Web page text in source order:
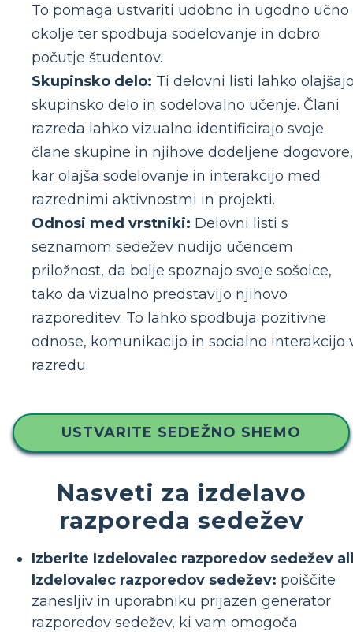
To pomaga ustvariti udobno in ugodno učno
okolje ter spodbuja sodelovanje in dobro
počutje študentov.
Skupinsko delo: Ti delovni listi lahko
skupinsko delo in sodelovalno učenje. Člani
razreda lahko vizualno identificirajo svoje
člane skupine in njihove dodeljene dogovore,
kar olajša sodelovanje in interakcijo med
razrednimi aktivnostmi in projekti.
Odnosi med vrstniki: Delovni listi s
seznamom sedežev nudijo učencem
priložnost, da bolje spoznajo svoje sošolce,
tako da vizualno predstavijo njihovo
razporeditev. To lahko spodbuja pozitivne
odnose, komunikacijo in socialno interakcijo
razredu.
USTVARITE SEDEŽNO SHEMO
Nasveti za izdelavo
razporeda sedežev
Izberite Izdelovalec razporedov sedežev
Izdelovalec razporedov sedežev: poiščite
zanesljiv in uporabniku prijazen generator
razporedov sedežev, ki vam omogoča